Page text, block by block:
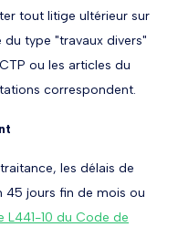
tout litige ultérieur sur
type "travaux divers"
ou les articles du
correspondent.
les délais de
45 jours fin de mois ou
L441-10 du Code de